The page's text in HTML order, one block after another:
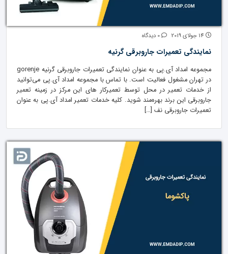
نمایندگی تعمیرات جاروبرقی گرنیه
مجموعه امداد آی.پی به عنوان نمایندگی تعمیرات جاروبرقی گرنیه gorenje
در تهران مشغول فعالیت است. با تماس با مجموعه امداد آی.پی می‌توانید
از خدمات تعمیر در محل توسط تعمیرکار های این مرکز در زمینه تعمیر
جارو‌برقی این برند بهره‌مند شوید. کلیه خدمات تعمیر امداد آی.پی به عنوان
تعمیرات جاروبرقی نف […]